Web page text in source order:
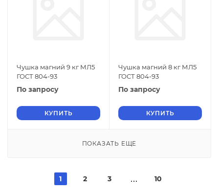
Чушка магний 9 кг МЛ5
ГОСТ 804-93
По запросу
КУПИТЬ
Чушка магний 8 кг МЛ5
ГОСТ 804-93
По запросу
КУПИТЬ
ПОКАЗАТЬ ЕЩЕ
1 2 3 10